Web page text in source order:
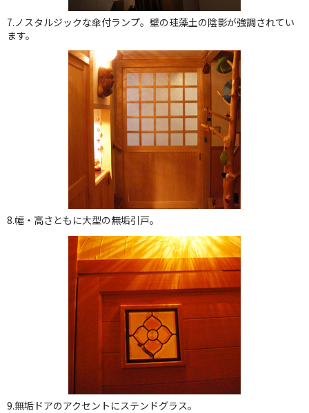
7.ノスタルジックな傘付ランプ。壁の珪藻土の陰影が強調されてい
ます。
8.幅・高さともに大型の無垢引戸。
9.無垢ドアのアクセントにステンドグラス。